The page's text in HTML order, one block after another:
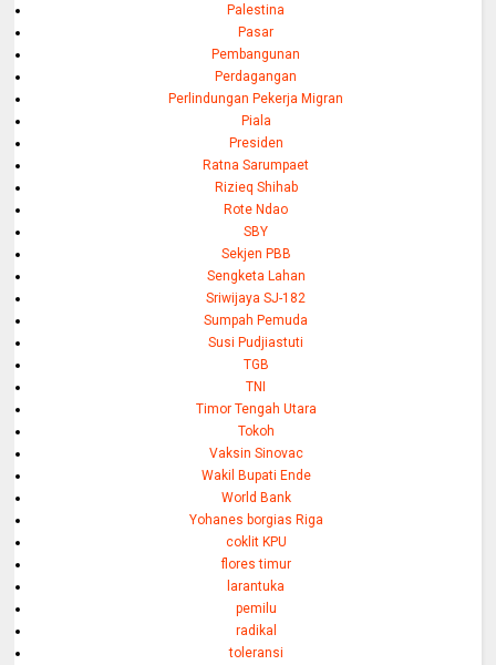
Palestina
Pasar
Pembangunan
Perdagangan
Perlindungan Pekerja Migran
Piala
Presiden
Ratna Sarumpaet
Rizieq Shihab
Rote Ndao
SBY
Sekjen PBB
Sengketa Lahan
Sriwijaya SJ-182
Sumpah Pemuda
Susi Pudjiastuti
TGB
TNI
Timor Tengah Utara
Tokoh
Vaksin Sinovac
Wakil Bupati Ende
World Bank
Yohanes borgias Riga
coklit KPU
flores timur
larantuka
pemilu
radikal
toleransi